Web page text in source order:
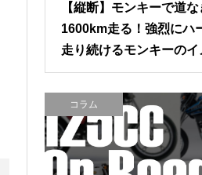
【縦断】モンキーで道
1600km走る！強烈にハ
走り続けるモンキーのイ
コラム